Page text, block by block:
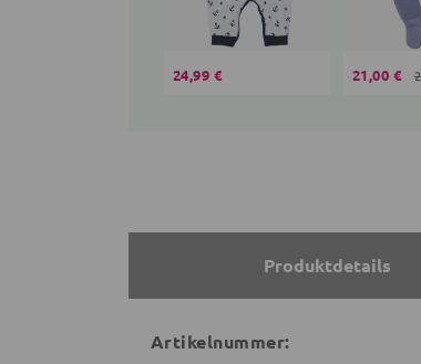
24,99 € 21,00 €
Produktdetails
Artikelnummer: